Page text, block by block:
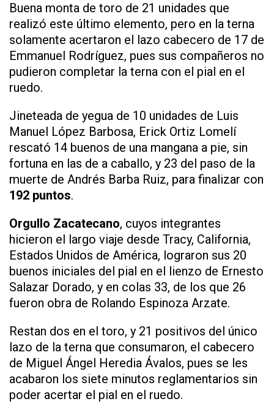
Buena monta de toro de 21 unidades que
realizó este último elemento, pero en la terna
solamente acertaron el lazo cabecero de 17 de
Emmanuel Rodríguez, pues sus compañeros no
pudieron completar la terna con el pial en el
ruedo.
Jineteada de yegua de 10 unidades de Luis
Manuel López Barbosa, Erick Ortiz Lomelí
rescató 14 buenos de una mangana a pie, sin
fortuna en las de a caballo, y 23 del paso de la
muerte de Andrés Barba Ruiz, para finalizar con
192 puntos.
Orgullo Zacatecano, cuyos integrantes
hicieron el largo viaje desde Tracy, California,
Estados Unidos de América, lograron sus 20
buenos iniciales del pial en el lienzo de Ernesto
Salazar Dorado, y en colas 33, de los que 26
fueron obra de Rolando Espinoza Arzate.
Restan dos en el toro, y 21 positivos del único
lazo de la terna que consumaron, el cabecero
de Miguel Ángel Heredia Ávalos, pues se les
acabaron los siete minutos reglamentarios sin
poder acertar el pial en el ruedo.